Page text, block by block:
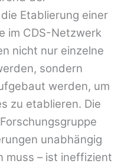
Etablierung einer
im CDS-Netzwerk
nicht nur einzelne
sondern
werden, um
zu etablieren. Die
unabhängig
muss – ist ineffizient